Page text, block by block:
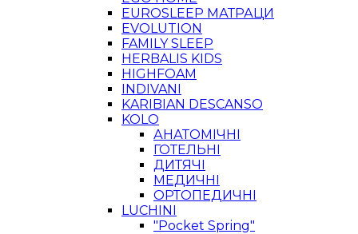
EUROSLEEP МАТРАЦИ
EVOLUTION
FAMILY SLEEP
HERBALIS KIDS
HIGHFOAM
INDIVANI
KARIBIAN DESCANSO
KOLO
АНАТОМІЧНІ
ГОТЕЛЬНІ
ДИТЯЧІ
МЕДИЧНІ
ОРТОПЕДИЧНІ
LUCHINI
"Pocket Spring"